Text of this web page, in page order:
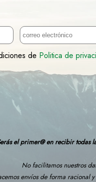
de Politica de
el primer@ en recibir todas
No facilitamos nuestros
envíos de forma racional